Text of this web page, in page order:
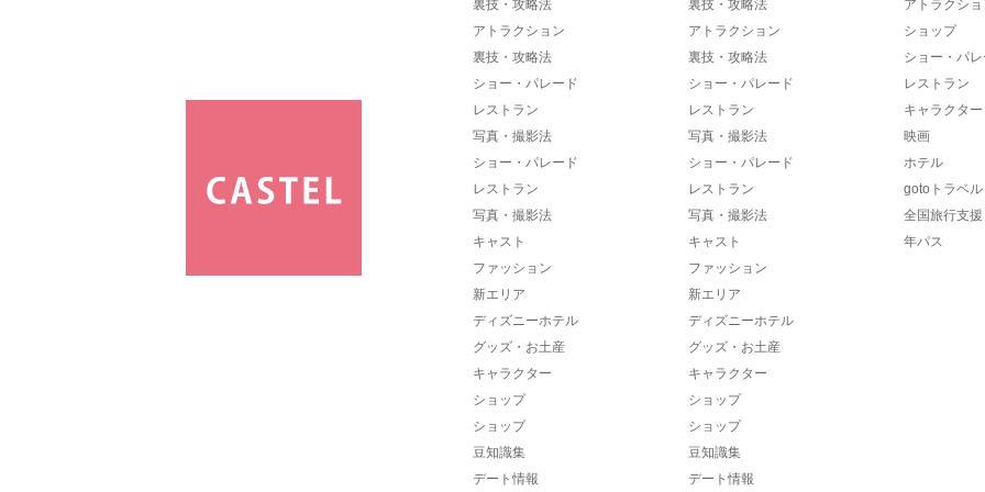
裏技・攻略法
アトラクション
裏技・攻略法
ショー・パレード
レストラン
写真・撮影法
ショー・パレード
レストラン
写真・撮影法
キャスト
ファッション
新エリア
ディズニーホテル
グッズ・お土産
キャラクター
ショップ
ショップ
豆知識集
デート情報
裏技・攻略法
アトラクション
裏技・攻略法
ショー・パレード
レストラン
写真・撮影法
ショー・パレード
レストラン
写真・撮影法
キャスト
ファッション
新エリア
ディズニーホテル
グッズ・お土産
キャラクター
ショップ
ショップ
豆知識集
デート情報
アトラクシ
ショップ
ショー・パ
レストラン
キャラクター
映画
ホテル
gotoトラベル
全国旅行支援
年パス